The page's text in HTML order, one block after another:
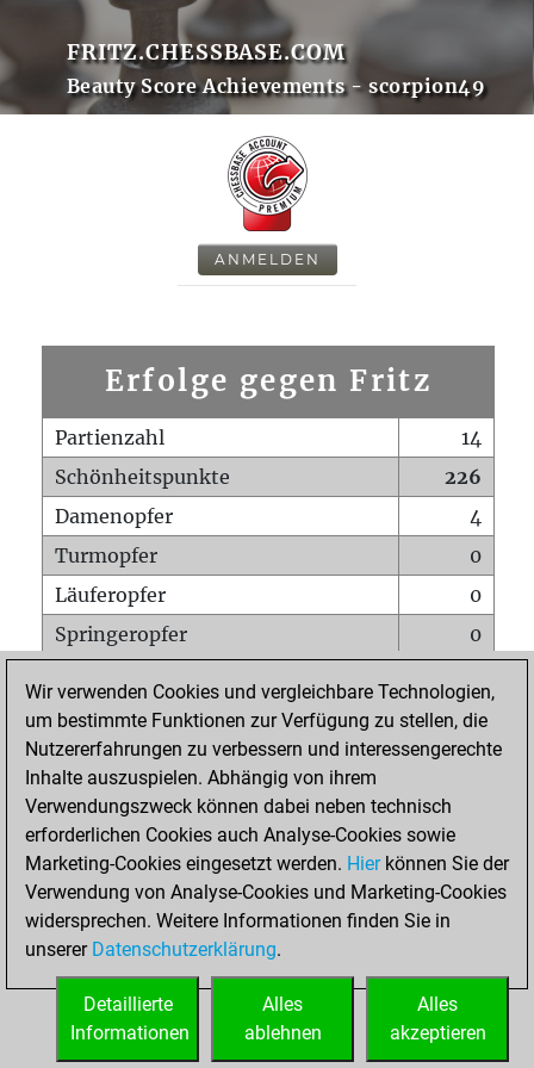
FRITZ.CHESSBASE.COM
Beauty Score Achievements - scorpion49
ANMELDEN
Erfolge gegen Fritz
Partienzahl
14
Schönheitspunkte
226
Damenopfer
4
Turmopfer
0
Läuferopfer
0
Springeropfer
0
Matt auf vollem Brett
0
Bauer setzt Matt
0
Erstickte Matts
Unterverwandlungen
Türme auf der siebten
0
STARTSEITE
Wir verwenden Cookies und vergleichbare Technologien,
um bestimmte Funktionen zur Verfügung zu stellen, die
Nutzererfahrungen zu verbessern und interessengerechte
Inhalte auszuspielen. Abhängig von ihrem
Verwendungszweck können dabei neben technisch
erforderlichen Cookies auch Analyse-Cookies sowie
Marketing-Cookies eingesetzt werden. Hierkönnen Sie der
Verwendung von Analyse-Cookies und Marketing-Cookies
widersprechen. Weitere Informationen finden Sie in
unserer Datenschutzerklärung.
Alles
akzeptieren
Alles
ablehnen
Detaillierte
Informationen